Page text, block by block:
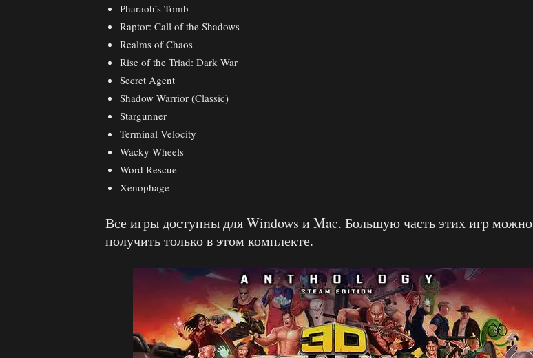
Pharaoh’s Tomb
Raptor: Call of the Shadows
Realms of Chaos
Rise of the Triad: Dark War
Secret Agent
Shadow Warrior (Classic)
Stargunner
Terminal Velocity
Wacky Wheels
Word Rescue
Xenophage
Все игры доступны для Windows и Mac. Большую часть этих игр можно
получить только в этом комплекте.